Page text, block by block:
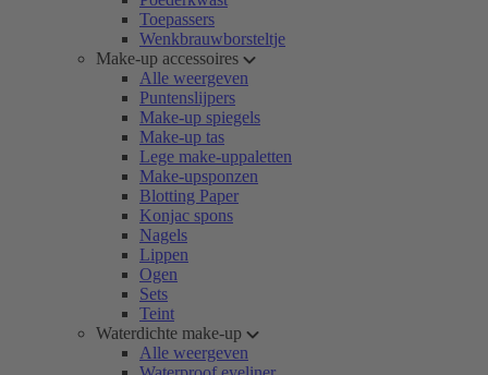
Toepassers
Wenkbrauwborsteltje
Make-up accessoires
Alle weergeven
Puntenslijpers
Make-up spiegels
Make-up tas
Lege make-uppaletten
Make-upsponzen
Blotting Paper
Konjac spons
Nagels
Lippen
Ogen
Sets
Teint
Waterdichte make-up
Alle weergeven